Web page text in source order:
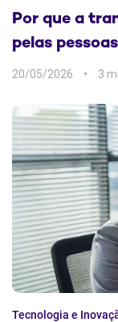
Por que a
pelas pessoas
20/05/2026 3
Tecnologia e